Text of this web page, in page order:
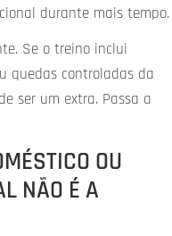
durante mais tempo.
Se o treino inclui
quedas controladas da
ser um extra. Passa a
OU
NÃO É A